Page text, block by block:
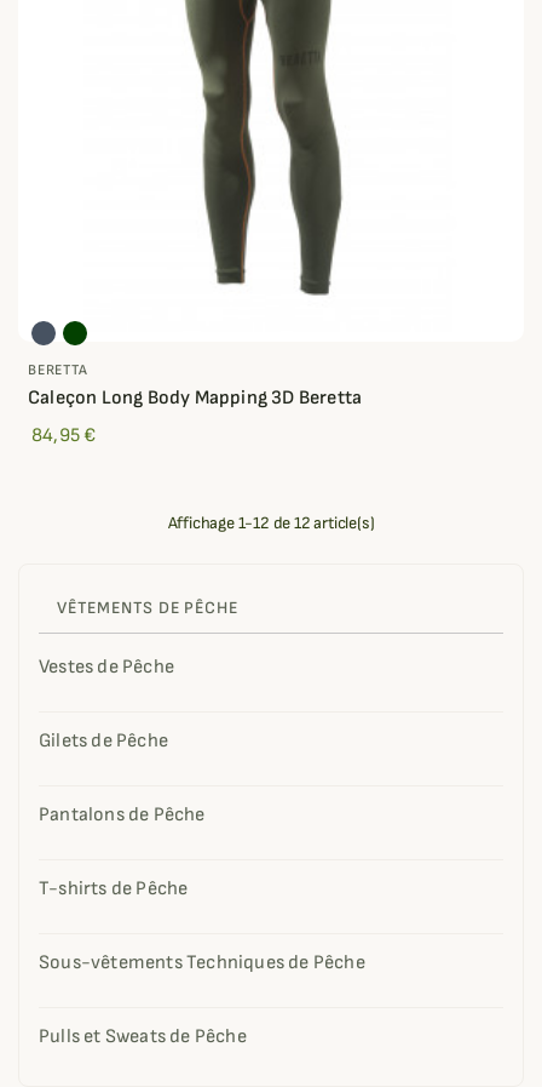
VÊTEMENTS DE PÊCHE
Vestes de Pêche
Gilets de Pêche
Pantalons de Pêche
T-shirts de Pêche
Sous-vêtements Techniques de Pêche
Pulls et Sweats de Pêche
BERETTA
Caleçon Long Body Mapping 3D Beretta
84,95 €
Affichage 1-12 de 12 article(s)